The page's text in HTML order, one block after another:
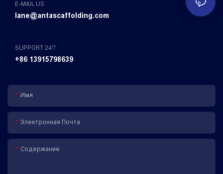
E-MAIL US
lane@antascaffolding.com
SUPPORT 24/7
+86 13915798639
Имя
Электронная Почта
Содержание